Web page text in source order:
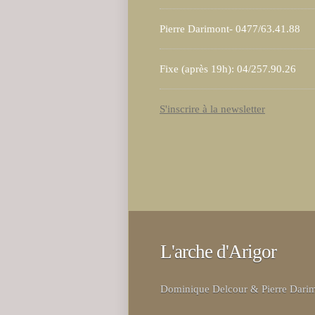
Pierre Darimont- 0477/63.41.88
Fixe (après 19h): 04/257.90.26
S'inscrire à la newsletter
L'arche d'Arigor
Dominique Delcour & Pierre